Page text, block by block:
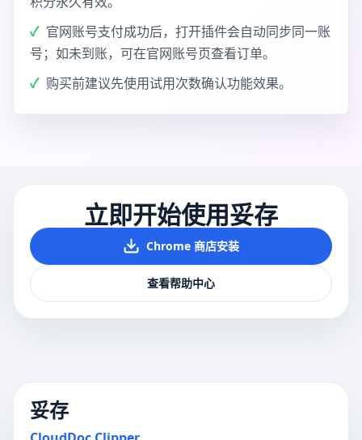
官网账号支付成功后，打开插件会自动同步同一账
号；如未到账，可在官网账号页查看订单。
购买前建议先使用试用次数确认功能效果。
立即开始使用妥存
Chrome 商店安装
查看帮助中心
妥存